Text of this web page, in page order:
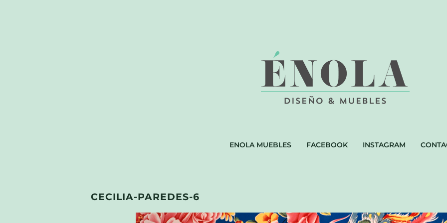
ENOLA MUEBLES FACEBOOK INSTAGRAM
CECILIA-PAREDES-6